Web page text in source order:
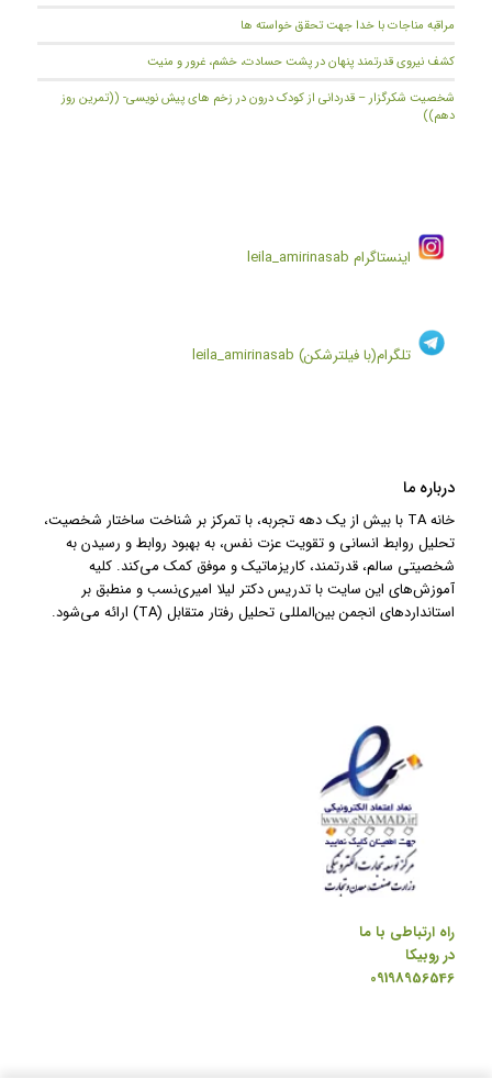
مراقبه مناجات با خدا جهت تحقق خواسته ها
کشف نیروی قدرتمند پنهان در پشت حسادت، خشم، غرور و منیت
شخصیت شکرگزار – قدردانی از کودک درون در زخم های پیش نویسی- ((تمرین روز
دهم))
اینستاگرام leila_amirinasab
تلگرام(با فیلترشکن) leila_amirinasab
درباره ما
خانه TA با بیش از یک دهه تجربه، با تمرکز بر شناخت ساختار شخصیت،
تحلیل روابط انسانی و تقویت عزت نفس، به بهبود روابط و رسیدن به
شخصیتی سالم، قدرتمند، کاریزماتیک و موفق کمک می‌کند. کلیه
آموزش‌های این سایت با تدریس دکتر لیلا امیری‌نسب و منطبق بر
استانداردهای انجمن بین‌المللی تحلیل رفتار متقابل (TA) ارائه می‌شود.
راه ارتباطی با ما
در روبیکا
09198956546